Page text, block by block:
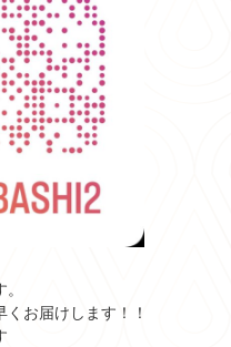
お届けします！！